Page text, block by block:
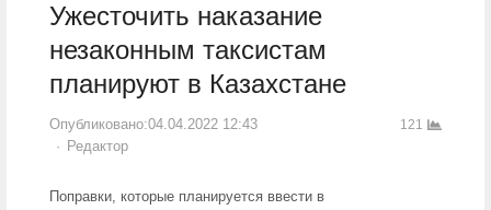
Ужесточить наказание
незаконным таксистам
планируют в Казахстане
Опубликовано:04.04.2022 12:43
Author
Редактор
121
Поправки, которые планируется ввести в